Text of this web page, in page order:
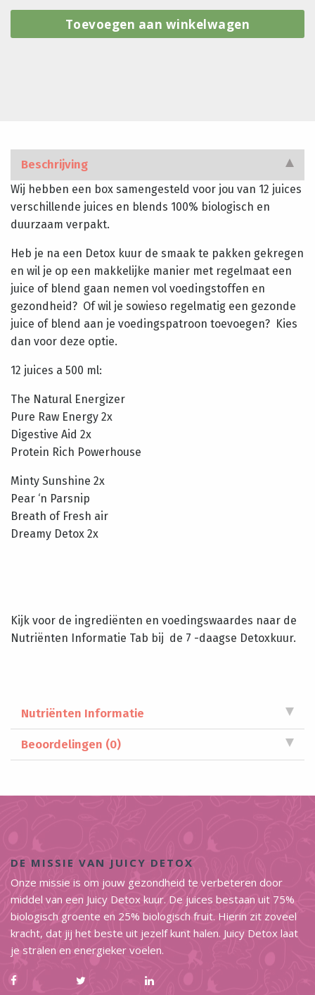
Match
Toevoegen aan winkelwagen
Beschrijving
Wij hebben een box samengesteld voor jou van 12 juices
verschillende juices en blends 100% biologisch en
duurzaam verpakt.
Heb je na een Detox kuur de smaak te pakken gekregen
en wil je op een makkelijke manier met regelmaat een
juice of blend gaan nemen vol voedingstoffen en
gezondheid? Of wil je sowieso regelmatig een gezonde
juice of blend aan je voedingspatroon toevoegen? Kies
dan voor deze optie.
12 juices a 500 ml:
The Natural Energizer
Pure Raw Energy 2x
Digestive Aid 2x
Protein Rich Powerhouse
Minty Sunshine 2x
Pear ‘n Parsnip
Breath of Fresh air
Dreamy Detox 2x
Kijk voor de ingrediënten en voedingswaardes naar de
Nutriënten Informatie Tab bij de 7 -daagse Detoxkuur.
Nutriënten Informatie
Beoordelingen (0)
DE MISSIE VAN JUICY DETOX
Onze missie is om jouw gezondheid te verbeteren door
middel van een Juicy Detox kuur. De juices bestaan uit 75%
biologisch groente en 25% biologisch fruit. Hierin zit zoveel
kracht, dat jij het beste uit jezelf kunt halen. Juicy Detox laat
je stralen en energieker voelen.